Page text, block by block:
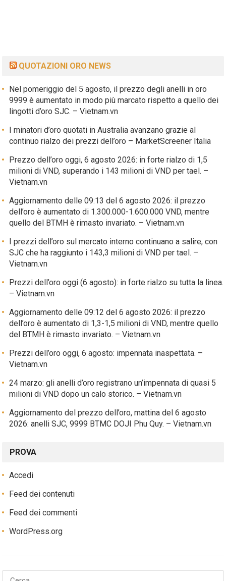
QUOTAZIONI ORO NEWS
Nel pomeriggio del 5 agosto, il prezzo degli anelli in oro
9999 è aumentato in modo più marcato rispetto a quello dei
lingotti d’oro SJC. – Vietnam.vn
I minatori d’oro quotati in Australia avanzano grazie al
continuo rialzo dei prezzi dell’oro – MarketScreener Italia
Prezzo dell’oro oggi, 6 agosto 2026: in forte rialzo di 1,5
milioni di VND, superando i 143 milioni di VND per tael. –
Vietnam.vn
Aggiornamento delle 09:13 del 6 agosto 2026: il prezzo
dell’oro è aumentato di 1.300.000-1.600.000 VND, mentre
quello del BTMH è rimasto invariato. – Vietnam.vn
I prezzi dell’oro sul mercato interno continuano a salire, con
SJC che ha raggiunto i 143,3 milioni di VND per tael. –
Vietnam.vn
Prezzi dell’oro oggi (6 agosto): in forte rialzo su tutta la linea.
– Vietnam.vn
Aggiornamento delle 09:12 del 6 agosto 2026: il prezzo
dell’oro è aumentato di 1,3-1,5 milioni di VND, mentre quello
del BTMH è rimasto invariato. – Vietnam.vn
Prezzi dell’oro oggi, 6 agosto: impennata inaspettata. –
Vietnam.vn
24 marzo: gli anelli d’oro registrano un’impennata di quasi 5
milioni di VND dopo un calo storico. – Vietnam.vn
Aggiornamento del prezzo dell’oro, mattina del 6 agosto
2026: anelli SJC, 9999 BTMC DOJI Phu Quy. – Vietnam.vn
PROVA
Accedi
Feed dei contenuti
Feed dei commenti
WordPress.org
Ricerca